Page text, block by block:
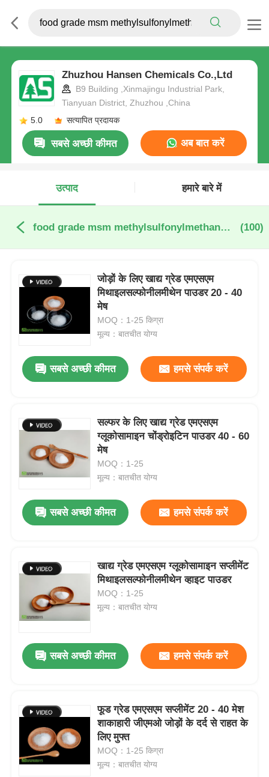
Zhuzhou Hansen Chemicals Co.,Ltd
B9 Building ,Xinmajingu Industrial Park,
Tianyuan District, Zhuzhou ,China
5.0
सत्यापित प्रदायक
सबसे अच्छी कीमत अब बात करें
उत्पाद हमारे बारे में
food grade msm methylsulfonylmethane ऑनलाइन निर्माण (100)
जोड़ों के लिए खाद्य ग्रेड एमएसएम
मिथाइलसल्फोनीलमीथेन पाउडर 20 - 40
मेष
MOQ：1-25 किग्रा
मूल्य：बातचीत योग्य
सबसे अच्छी कीमत हमसे संपर्क करें
सल्फर के लिए खाद्य ग्रेड एमएसएम
ग्लूकोसामाइन चोंड्रोइटिन पाउडर 40 - 60
मेष
MOQ：1-25
मूल्य：बातचीत योग्य
सबसे अच्छी कीमत हमसे संपर्क करें
खाद्य ग्रेड एमएसएम ग्लूकोसामाइन सप्लीमेंट
मिथाइलसल्फोनीलमीथेन व्हाइट पाउडर
MOQ：1-25
मूल्य：बातचीत योग्य
सबसे अच्छी कीमत हमसे संपर्क करें
फूड ग्रेड एमएसएम सप्लीमेंट 20 - 40 मेश
शाकाहारी जीएमओ जोड़ों के दर्द से राहत के
लिए मुफ्त
MOQ：1-25 किग्रा
मूल्य：बातचीत योग्य